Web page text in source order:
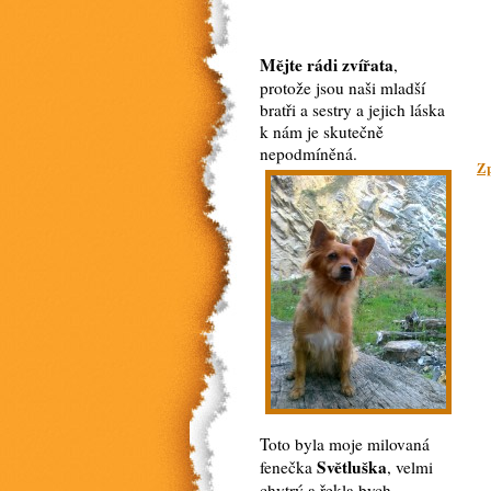
Mějte rádi zvířata,
protože jsou naši mladší
bratři a sestry a jejich láska
k nám je skutečně
nepodmíněná.
Toto byla moje milovaná
fenečka Světluška, velmi